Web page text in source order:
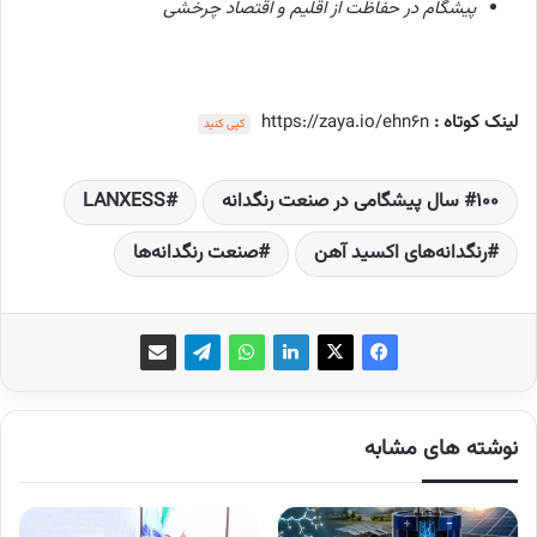
پیشگام در حفاظت از اقلیم و اقتصاد چرخشی
لینک کوتاه : https://zaya.io/ehn6n کپی کنید
۱۰۰ سال پیشگامی در صنعت رنگدانه‌
LANXESS
رنگدانه‌های اکسید آهن
صنعت رنگدانه‌ها
نوشته های مشابه